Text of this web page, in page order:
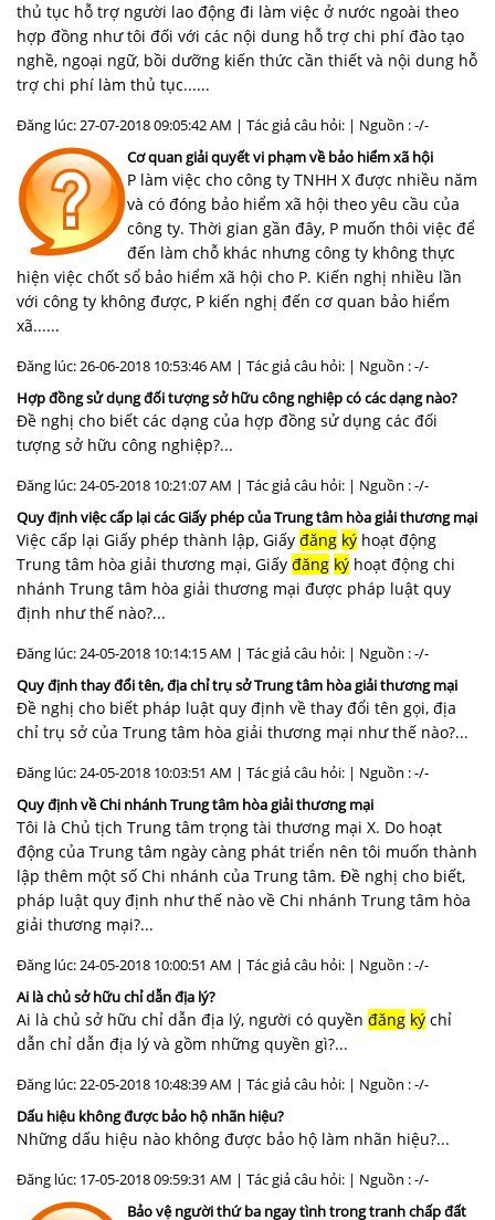
thủ tục hỗ trợ người lao động đi làm việc ở nước ngoài theo
hợp đồng như tôi đối với các nội dung hỗ trợ chi phí đào tạo
nghề, ngoại ngữ, bồi dưỡng kiến thức cần thiết và nội dung hỗ
trợ chi phí làm thủ tục......
Đăng lúc: 27-07-2018 09:05:42 AM | Tác giả câu hỏi: | Nguồn : -/-
Cơ quan giải quyết vi phạm về bảo hiểm xã hội
P làm việc cho công ty TNHH X được nhiều năm
và có đóng bảo hiểm xã hội theo yêu cầu của
công ty. Thời gian gần đây, P muốn thôi việc để
đến làm chỗ khác nhưng công ty không thực
hiện việc chốt sổ bảo hiểm xã hội cho P. Kiến nghị nhiều lần
với công ty không được, P kiến nghị đến cơ quan bảo hiểm
xã......
Đăng lúc: 26-06-2018 10:53:46 AM | Tác giả câu hỏi: | Nguồn : -/-
Hợp đồng sử dụng đối tượng sở hữu công nghiệp có các dạng nào?
Đề nghị cho biết các dạng của hợp đồng sử dụng các đối
tượng sở hữu công nghiệp?...
Đăng lúc: 24-05-2018 10:21:07 AM | Tác giả câu hỏi: | Nguồn : -/-
Quy định việc cấp lại các Giấy phép của Trung tâm hòa giải thương mại
Việc cấp lại Giấy phép thành lập, Giấy đăng ký hoạt động
Trung tâm hòa giải thương mại, Giấy đăng ký hoạt động chi
nhánh Trung tâm hòa giải thương mại được pháp luật quy
định như thế nào?...
Đăng lúc: 24-05-2018 10:14:15 AM | Tác giả câu hỏi: | Nguồn : -/-
Quy định thay đổi tên, địa chỉ trụ sở Trung tâm hòa giải thương mại
Đề nghị cho biết pháp luật quy định về thay đổi tên gọi, địa
chỉ trụ sở của Trung tâm hòa giải thương mại như thế nào?...
Đăng lúc: 24-05-2018 10:03:51 AM | Tác giả câu hỏi: | Nguồn : -/-
Quy định về Chi nhánh Trung tâm hòa giải thương mại
Tôi là Chủ tịch Trung tâm trọng tài thương mại X. Do hoạt
động của Trung tâm ngày càng phát triển nên tôi muốn thành
lập thêm một số Chi nhánh của Trung tâm. Đề nghị cho biết,
pháp luật quy định như thế nào về Chi nhánh Trung tâm hòa
giải thương mại?...
Đăng lúc: 24-05-2018 10:00:51 AM | Tác giả câu hỏi: | Nguồn : -/-
Ai là chủ sở hữu chỉ dẫn địa lý?
Ai là chủ sở hữu chỉ dẫn địa lý, người có quyền đăng ký chỉ
dẫn chỉ dẫn địa lý và gồm những quyền gì?...
Đăng lúc: 22-05-2018 10:48:39 AM | Tác giả câu hỏi: | Nguồn : -/-
Dấu hiệu không được bảo hộ nhãn hiệu?
Những dấu hiệu nào không được bảo hộ làm nhãn hiệu?...
Đăng lúc: 17-05-2018 09:59:31 AM | Tác giả câu hỏi: | Nguồn : -/-
Bảo vệ người thứ ba ngay tình trong tranh chấp đất